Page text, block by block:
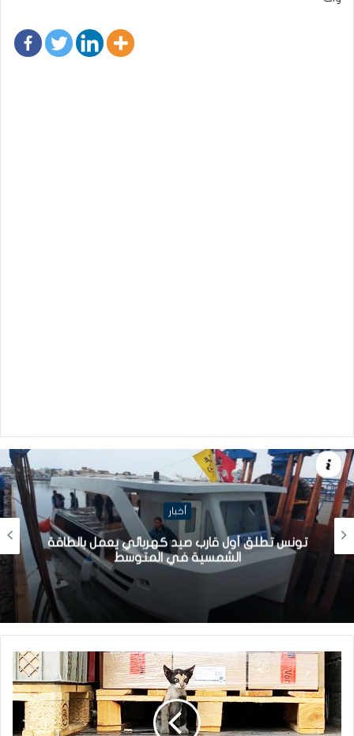
أخبار
تونس تطلق أول قارب صيد كهربائي يعمل بالطاقة
الشمسية في المتوسط